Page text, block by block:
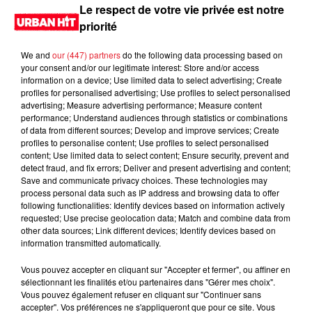
0:00 3 min 24 sec
27 novembre 2023 - 3 min 24 sec
Le respect de votre vie privée est notre
priorité
We and our (447) partnersdo the following data processing based on
your consent and/or our legitimate interest: Store and/or access
information on a device; Use limited data to select advertising; Create
profiles for personalised advertising; Use profiles to select personalised
advertising; Measure advertising performance; Measure content
performance; Understand audiences through statistics or combinations
of data from different sources; Develop and improve services; Create
profiles to personalise content; Use profiles to select personalised
content; Use limited data to select content; Ensure security, prevent and
detect fraud, and fix errors; Deliver and present advertising and content;
Save and communicate privacy choices. These technologies may
process personal data such as IP address and browsing data to offer
following functionalities: Identify devices based on information actively
requested; Use precise geolocation data; Match and combine data from
other data sources; Link different devices; Identify devices based on
information transmitted automatically.
Vous pouvez accepter en cliquant sur "Accepter et fermer", ou affiner en
sélectionnant les finalités et/ou partenaires dans "Gérer mes choix".
Vous pouvez également refuser en cliquant sur "Continuer sans
accepter". Vos préférences ne s'appliqueront que pour ce site. Vous